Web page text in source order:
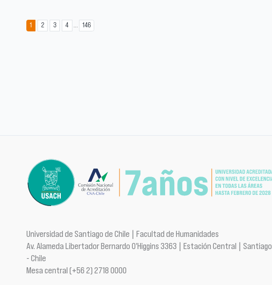
1 2 3 4 ... 146
Universidad de Santiago de Chile | Facultad de Humanidades
Av. Alameda Libertador Bernardo O'Higgins 3363 | Estación Central | Santiago
- Chile
Mesa central (+56 2) 2718 0000